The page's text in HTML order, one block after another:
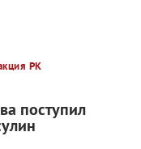
РК
поступил